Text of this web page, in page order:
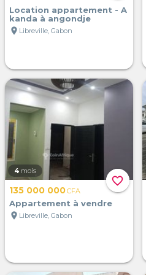
Location appartement - A
kanda à angondje
location_on Libreville, Gabon
favorite_border
4 mois
135 000 000CFA
Appartement à vendre
location_on Libreville, Gabon